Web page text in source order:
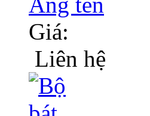
Giá:
Liên hệ